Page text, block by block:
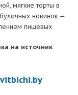
мягкие торты в
новинок —
пищевых
на источник